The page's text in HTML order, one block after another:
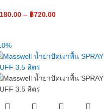
180.00 – ฿720.00